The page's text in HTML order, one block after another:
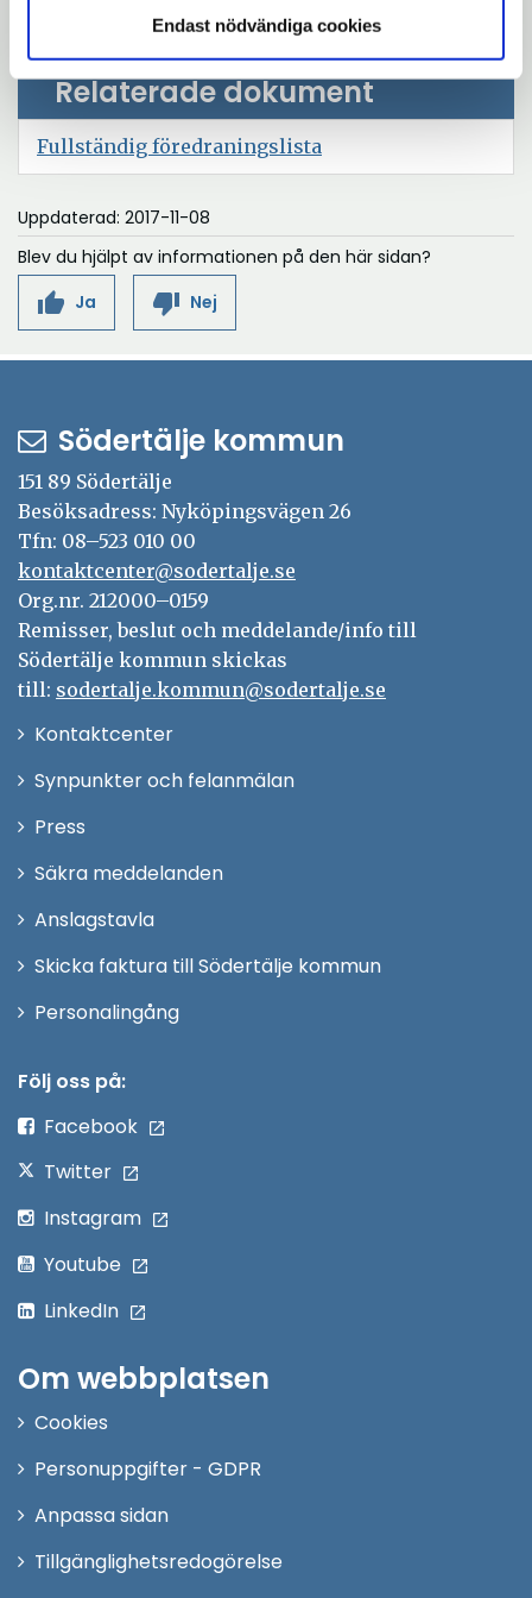
Endast nödvändiga cookies
föreningsbidrag
Relaterade dokument
Fullständig föredraningslista
i
fönster
Uppdaterad: 2017-11-08
Blev du hjälpt av informationen på den här sidan?
thumb_up Ja thumb_down Nej
Södertälje kommun
151 89 Södertälje
Besöksadress: Nyköpingsvägen 26
Tfn: 08–523 010 00
kontaktcenter@sodertalje.se
Org.nr. 212000–0159
Remisser, beslut och meddelande/info till
Södertälje kommun skickas
till: sodertalje.kommun@sodertalje.se
KontaktcenterÖppna
Synpunkter och felanmälan
Press
fönster
Säkra meddelanden
Anslagstavla
Skicka faktura till Södertälje kommun
PersonalingångÖppna
Följ oss på:
Facebook
Twitter
Instagram
Youtube
LinkedIn
Om webbplatsen
Cookies
Personuppgifter - GDPR
Anpassa sidan
Tillgänglighetsredogörelse